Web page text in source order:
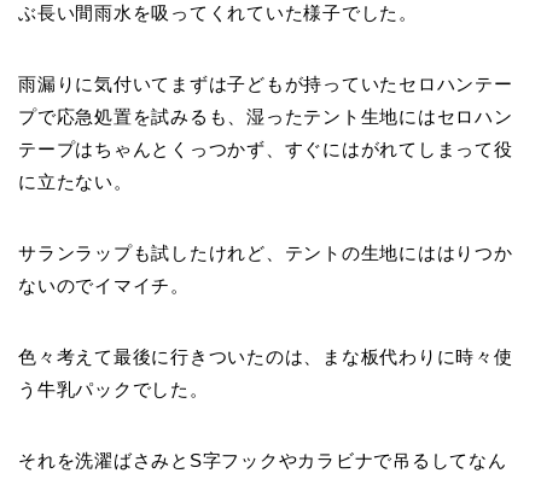
ぶ長い間雨水を吸ってくれていた様子でした。
雨漏りに気付いてまずは子どもが持っていたセロハンテー
プで応急処置を試みるも、湿ったテント生地にはセロハン
テープはちゃんとくっつかず、すぐにはがれてしまって役
に立たない。
サランラップも試したけれど、テントの生地にははりつか
ないのでイマイチ。
色々考えて最後に行きついたのは、まな板代わりに時々使
う牛乳パックでした。
それを洗濯ばさみとS字フックやカラビナで吊るしてなん